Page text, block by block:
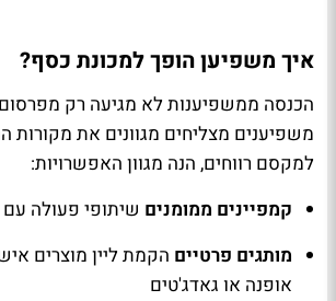
איך משפיען הופך למכונת כסף?
הכנסה ממשפיענות לא מגיעה רק
משפיענים מצליחים מגוונים את
למקסם רווחים, הנה מגוון האפשרויות:
קמפיינים ממומנים שיתופי פעולה עם
מותגים פרטיים הקמת ליין מוצרים
אופנה או גאדג'טים